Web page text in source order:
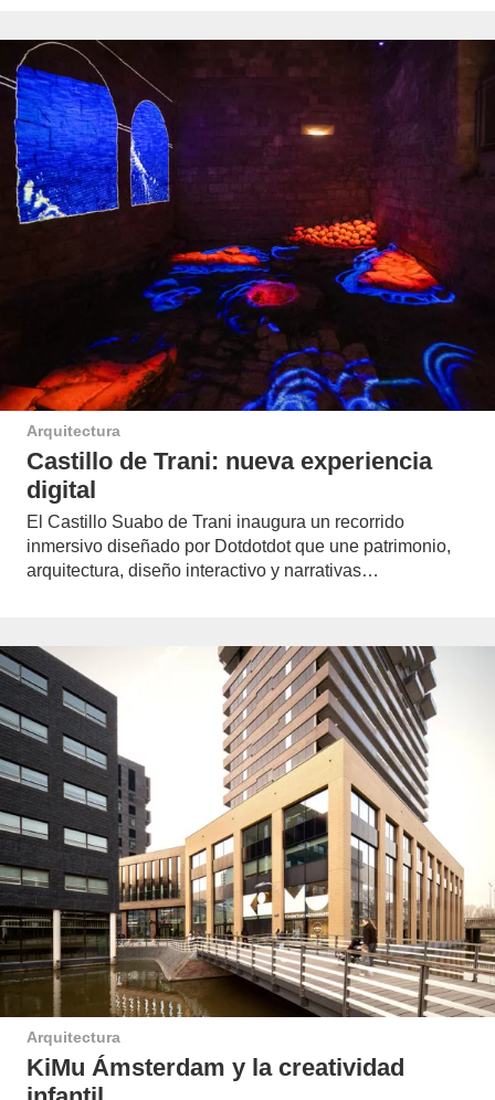
Arquitectura
Castillo de Trani: nueva experiencia
digital
El Castillo Suabo de Trani inaugura un recorrido
inmersivo diseñado por Dotdotdot que une patrimonio,
arquitectura, diseño interactivo y narrativas…
Arquitectura
KiMu Ámsterdam y la creatividad